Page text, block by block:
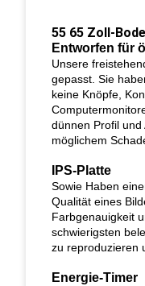
55 65 Zoll-
Entworfen für
Unsere
gepasst. Sie
keine Knöpfe,
dünnen Profil
möglichem
IPS-Platte
Sowie Haben
Qualität eines
Farbgenauigkeit
schwierigsten
zu reproduzieren
Energie-Timer